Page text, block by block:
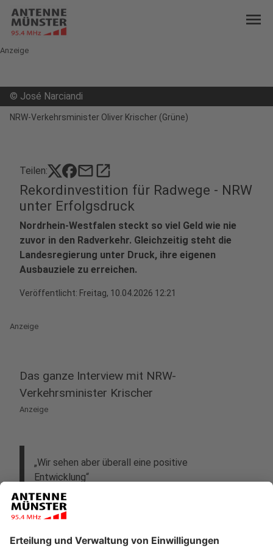
menu
Anzeige
© José Narciandi
NRW-Verkehrsminister Oliver Krischer (Grüne)
Teilen: mailopen_in_new
Rekordinvestition für Radwege - NRW
unter Erfolgsdruck
Nordrhein-Westfalen steckt so viel Geld wie nie
zuvor in den Radverkehr. Gleichzeitig steht die
Landesregierung unter Druck, ihre eigenen
Ausbauziele zu erreichen.
Veröffentlicht: Freitag, 10.04.2026 12:21
Anzeige
Das ganze Interview mit NRW-
Verkehrsminister Krischer
Anzeige
„Wir sehen aber überall eine positive
Entwicklung“
sagt Minister Oliver Krischer. Dennoch bleibt der
Verkehrsminister Krischer im Interview mit dem Leiter